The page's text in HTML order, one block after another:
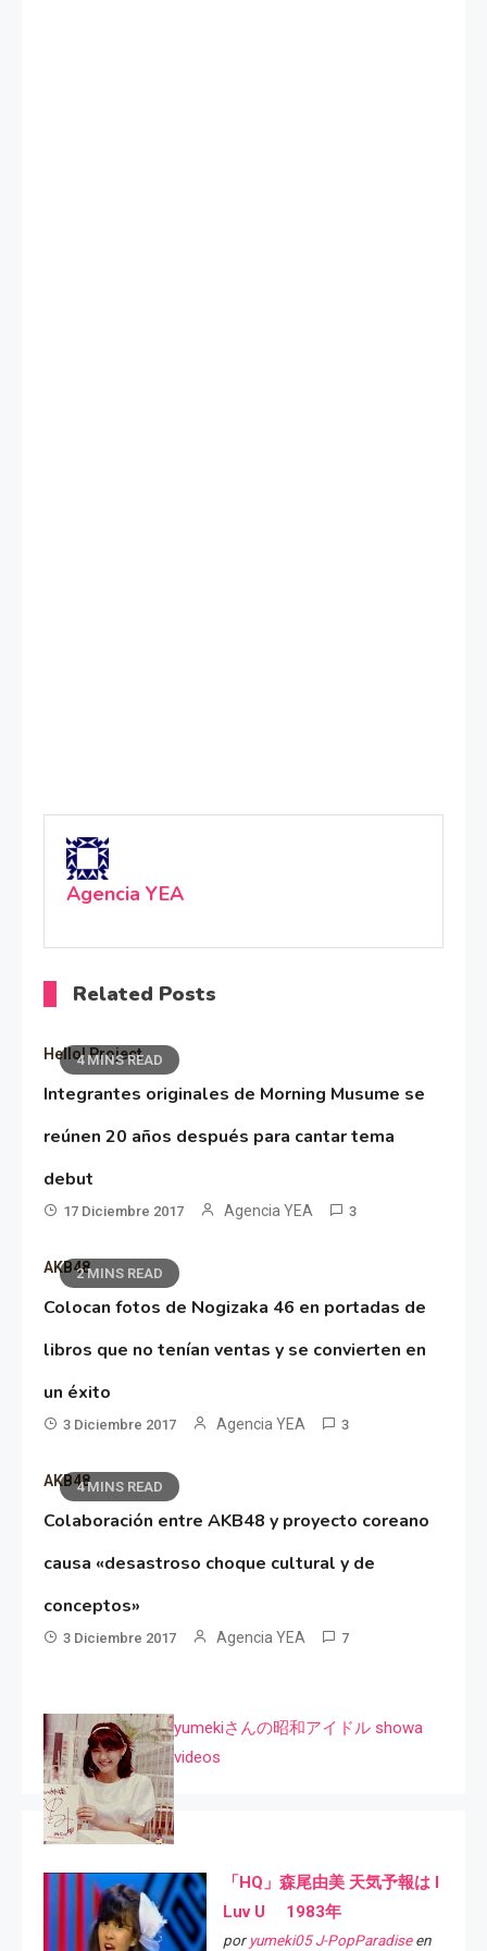
Agencia YEA
Related Posts
4 MINS READ
Hello! Project
Integrantes originales de Morning Musume se
reúnen 20 años después para cantar tema
debut
17 Diciembre 2017 Agencia YEA 3
2 MINS READ
AKB48
Colocan fotos de Nogizaka 46 en portadas de
libros que no tenían ventas y se convierten en
un éxito
3 Diciembre 2017 Agencia YEA 3
4 MINS READ
AKB48
Colaboración entre AKB48 y proyecto coreano
causa «desastroso choque cultural y de
conceptos»
3 Diciembre 2017 Agencia YEA 7
yumekiさんの昭和アイドル showa
videos
「HQ」森尾由美 天気予報は I
Luv U 1983年
por yumeki05 J-PopParadiseen